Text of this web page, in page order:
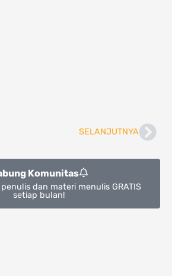
SELANJUTNYA
Komunitas
dan materi menulis GRATIS
setiap bulan!